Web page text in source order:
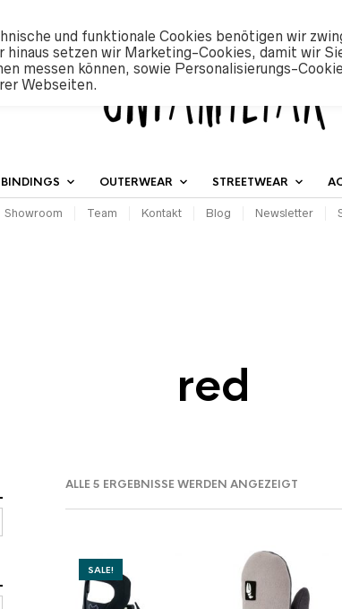
BINDINGS OUTERWEAR STREETWEAR
Showroom Team Kontakt Blog Newsletter
red
ALLE 5 ERGEBNISSE WERDEN ANGEZEIGT
SALE!
und funktionale Cookies benötigen wir
setzen wir Marketing-Cookies, damit wir
messen können, sowie Personalisierungs-
Webseiten.